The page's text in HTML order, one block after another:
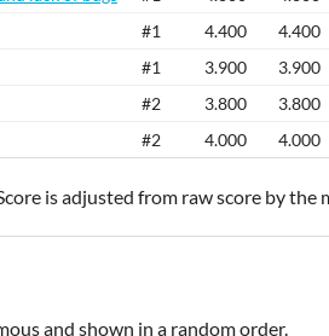
#1 4.400
4.400
#1 3.900
3.900
#2 3.800
3.800
#2 4.000 4.000
is adjusted from raw score by
and shown in a random order.